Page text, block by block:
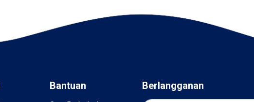
Bantuan Berlangganan